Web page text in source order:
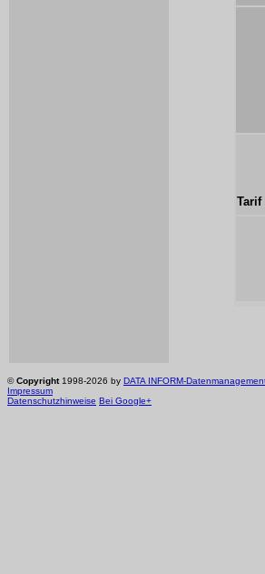
Tarif
©Copyright1998-2026 by DATA INFORM-
Impressum
Datenschutzhinweise Bei Google+